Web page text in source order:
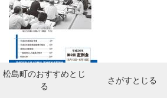
松島町のおすすめとじ
る
さがすとじる
第119号 [PDFファイル／2.72MB]